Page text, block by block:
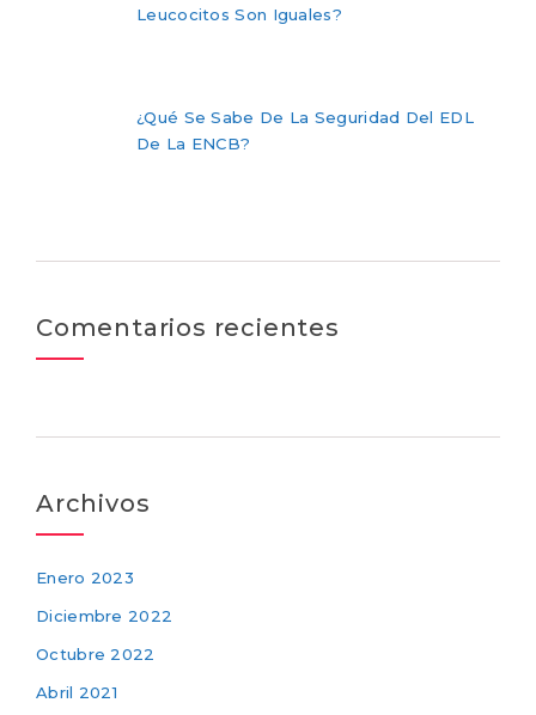
Leucocitos Son Iguales?
¿Qué Se Sabe De La Seguridad Del EDL
De La ENCB?
Comentarios recientes
Archivos
Enero 2023
Diciembre 2022
Octubre 2022
Abril 2021